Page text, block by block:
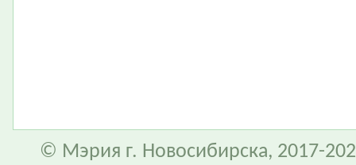
© Мэрия г. Новосибирска, 2017-